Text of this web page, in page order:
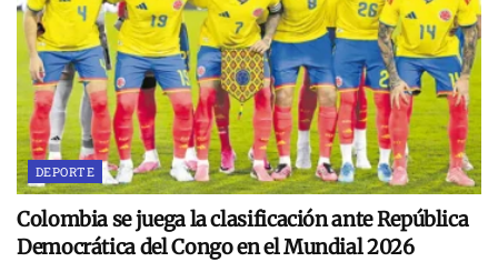
DEPORTE
Colombia se juega la clasificación ante República
Democrática del Congo en el Mundial 2026